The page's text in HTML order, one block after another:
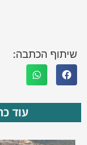
שיתוף הכתבה:
עוד